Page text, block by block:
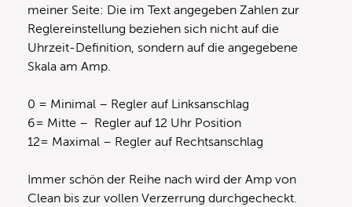
meiner Seite: Die im Text angegeben Zahlen zur
Reglereinstellung beziehen sich nicht auf die
Uhrzeit-Definition, sondern auf die angegebene
Skala am Amp.
0 = Minimal – Regler auf Linksanschlag
6= Mitte – Regler auf 12 Uhr Position
12= Maximal – Regler auf Rechtsanschlag
Immer schön der Reihe nach wird der Amp von
Clean bis zur vollen Verzerrung durchgecheckt.